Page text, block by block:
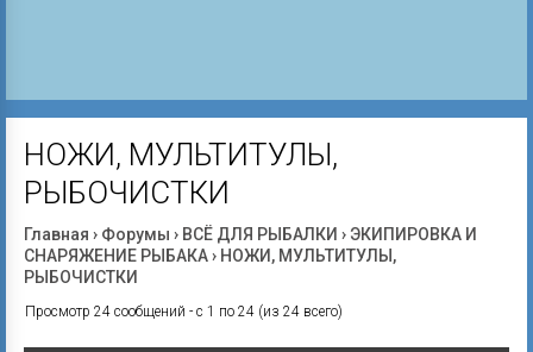
НОЖИ, МУЛЬТИТУЛЫ,
РЫБОЧИСТКИ
Главная › Форумы › ВСЁ ДЛЯ РЫБАЛКИ › ЭКИПИРОВКА И
СНАРЯЖЕНИЕ РЫБАКА› НОЖИ, МУЛЬТИТУЛЫ,
РЫБОЧИСТКИ
Просмотр 24 сообщений - с 1 по 24 (из 24 всего)